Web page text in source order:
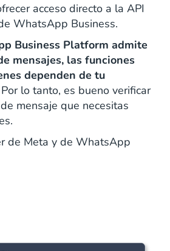
acceso directo a la API
WhatsApp Business.
Business Platform admite
mensajes, las funciones
dependen de tu
Por lo tanto, es bueno verificar
mensaje que necesitas
de Meta y de WhatsApp